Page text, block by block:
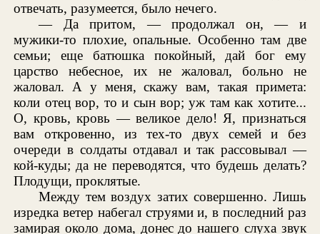
отвечать, разумеется, было нечего.
— Да притом, — продолжал он, — и
мужики-то плохие, опальные. Особенно там две
семьи; еще батюшка покойный, дай бог ему
царство небесное, их не жаловал, больно не
жаловал. А у меня, скажу вам, такая примета:
коли отец вор, то и сын вор; уж там как хотите...
О, кровь, кровь — великое дело! Я, признаться
вам откровенно, из тех-то двух семей и без
очереди в солдаты отдавал и так рассовывал —
кой-куды; да не переводятся, что будешь делать?
Плодущи, проклятые.
Между тем воздух затих совершенно. Лишь
изредка ветер набегал струями и, в последний раз
замирая около дома, донес до нашего слуха звук